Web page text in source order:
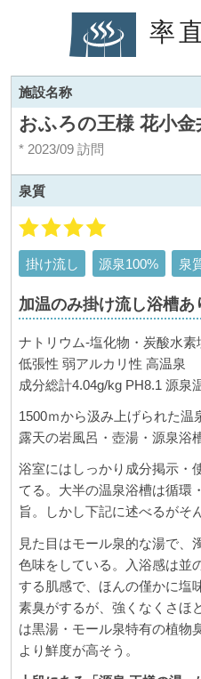
率
施設名称
おふろの王様 花小金
* 2023/09 訪問
泉質
掛け流し 源泉100% 泉
加温のみ掛け流し浴槽あ
ナトリウム-塩化物・炭酸水素
低張性 弱アルカリ性 高温泉
成分総計4.04g/kg PH8.1 源泉
1500ｍから汲み上げられた温
露天の岩風呂・壺湯・源泉浴
浴室にはしっかり成分掲示・
てる。大半の温泉浴槽は循環
旨。しかし下記に述べるがそ
見た目はモール泉的な湯で、
色味をしている。入浴感は並
する肌感で、ほんの僅かに塩
素臭がするが、強くなくさほ
は黒湯・モール泉特有の植物
より鮮度が高そう。